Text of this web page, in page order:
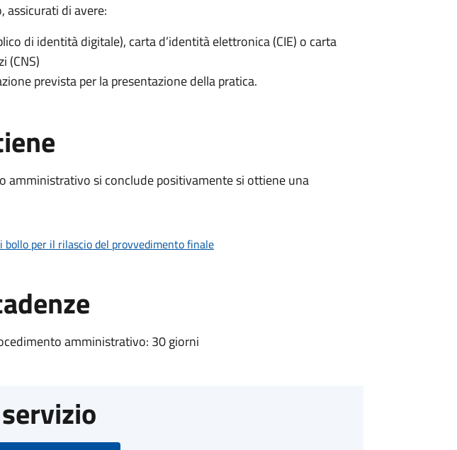
assicurati di avere:
di identità digitale), carta d’identità elettronica (CIE) o carta
(CNS)
prevista per la presentazione della pratica.
amministrativo si conclude positivamente si ottiene una
bollo per il rilascio del provvedimento finale
amministrativo: 30 giorni